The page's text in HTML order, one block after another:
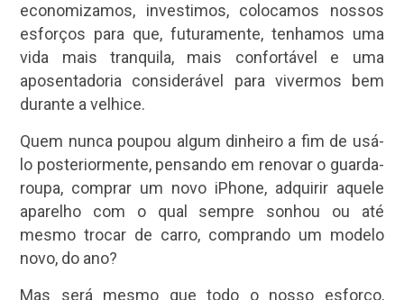
economizamos, investimos, colocamos nossos
esforços para que, futuramente, tenhamos uma
vida mais tranquila, mais confortável e uma
aposentadoria considerável para vivermos bem
durante a velhice.
Quem nunca poupou algum dinheiro a fim de usá-
lo posteriormente, pensando em renovar o guarda-
roupa, comprar um novo iPhone, adquirir aquele
aparelho com o qual sempre sonhou ou até
mesmo trocar de carro, comprando um modelo
novo, do ano?
Mas será mesmo que todo o nosso esforço,